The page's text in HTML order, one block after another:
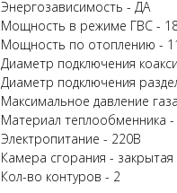
Энергозависимость - ДА
Мощность в режиме ГВС -
Мощность по отоплению -
Диаметр подключения
Диаметр подключения
Максимальное давление
Материал теплообменника
Электропитание - 220В
Камера сгорания - закрытая
Кол-во контуров - 2